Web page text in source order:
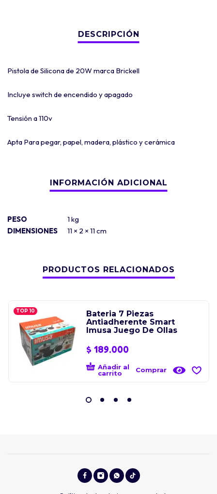
Pistola de Silicona de 20W marca Brickell
Incluye switch de encendido y apagado
Tensión a 110v
Apta Para pegar, papel, madera, plástico y cerámica
PESO
1 kg
DIMENSIONES
11 × 2 × 11 cm
PRODUCTOS RELACIONADOS
TOP 10
Bateria 7 Piezas
Antiadherente Smart
Imusa Juego De Ollas
$ 189.000
Añadir al
carrito
Comprar